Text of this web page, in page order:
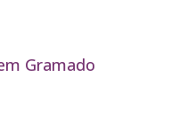
Gramado